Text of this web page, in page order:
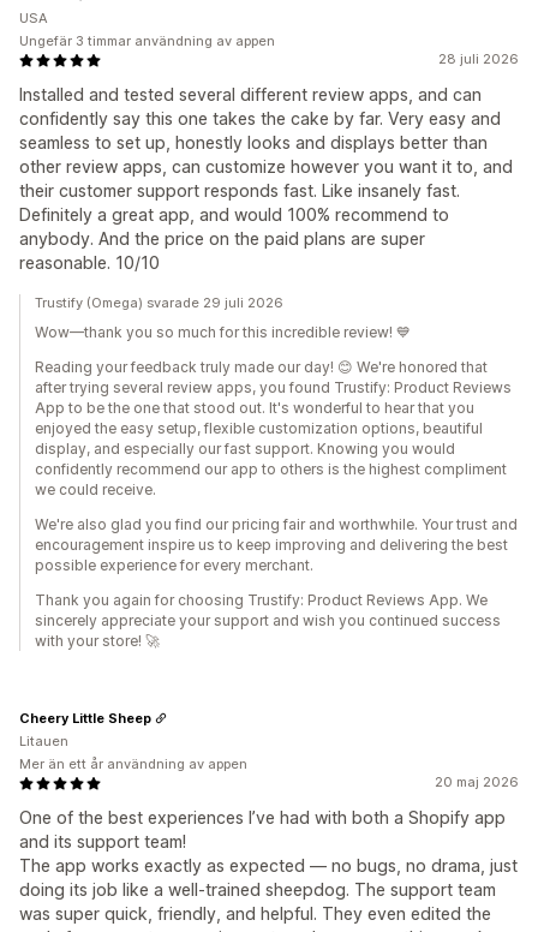
28 juli 2026
Installed and tested several different review apps, and can
confidently say this one takes the cake by far. Very easy and
seamless to set up, honestly looks and displays better than
other review apps, can customize however you want it to, and
their customer support responds fast. Like insanely fast.
Definitely a great app, and would 100% recommend to
anybody. And the price on the paid plans are super
reasonable. 10/10
USA
Ungefär 3 timmar användning av appen
Trustify (Omega) svarade 29 juli 2026
Wow—thank you so much for this incredible review! 💙
Reading your feedback truly made our day! 😊 We're honored that
after trying several review apps, you found Trustify: Product Reviews
App to be the one that stood out. It's wonderful to hear that you
enjoyed the easy setup, flexible customization options, beautiful
display, and especially our fast support. Knowing you would
confidently recommend our app to others is the highest compliment
we could receive.
We're also glad you find our pricing fair and worthwhile. Your trust and
encouragement inspire us to keep improving and delivering the best
possible experience for every merchant.
Thank you again for choosing Trustify: Product Reviews App. We
sincerely appreciate your support and wish you continued success
with your store! 🚀
20 maj 2026
One of the best experiences I’ve had with both a Shopify app
and its support team!
The app works exactly as expected — no bugs, no drama, just
doing its job like a well-trained sheepdog. The support team
was super quick, friendly, and helpful. They even edited the
Cheery Little Sheep
Litauen
Mer än ett år användning av appen